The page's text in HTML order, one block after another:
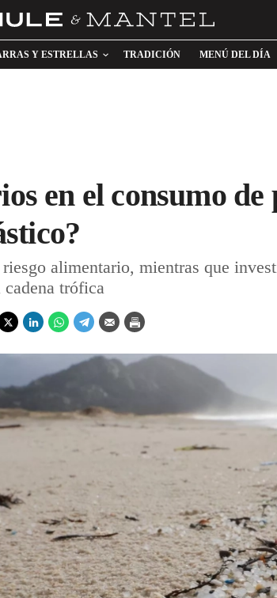
Y ESTRELLAS TRADICIÓN MENÚ DEL DÍA
en el consumo de
alimentario, mientras que
trófica